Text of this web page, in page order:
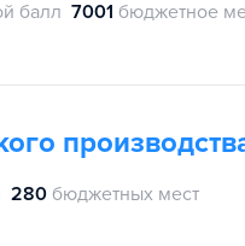
балл 7001 бюджетное
280 бюджетных мест